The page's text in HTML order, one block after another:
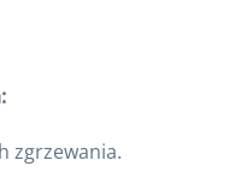
zgrzewania.